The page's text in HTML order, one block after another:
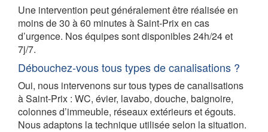
Une intervention peut généralement être réalisée en
moins de 30 à 60 minutes à Saint-Prix en cas
d’urgence. Nos équipes sont disponibles 24h/24 et
7j/7.
Débouchez-vous tous types de canalisations ?
Oui, nous intervenons sur tous types de canalisations
à Saint-Prix : WC, évier, lavabo, douche, baignoire,
colonnes d’immeuble, réseaux extérieurs et égouts.
Nous adaptons la technique utilisée selon la situation.